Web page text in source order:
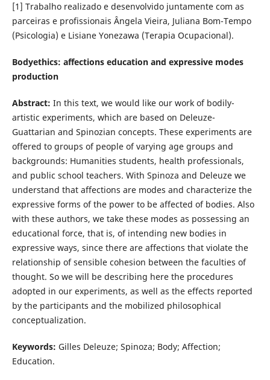
[1] Trabalho realizado e desenvolvido juntamente com as
parceiras e profissionais Ângela Vieira, Juliana Bom-Tempo
(Psicologia) e Lisiane Yonezawa (Terapia Ocupacional).
Bodyethics: affections education and expressive modes
production
Abstract: In this text, we would like our work of bodily-
artistic experiments, which are based on Deleuze-
Guattarian and Spinozian concepts. These experiments are
offered to groups of people of varying age groups and
backgrounds: Humanities students, health professionals,
and public school teachers. With Spinoza and Deleuze we
understand that affections are modes and characterize the
expressive forms of the power to be affected of bodies. Also
with these authors, we take these modes as possessing an
educational force, that is, of intending new bodies in
expressive ways, since there are affections that violate the
relationship of sensible cohesion between the faculties of
thought. So we will be describing here the procedures
adopted in our experiments, as well as the effects reported
by the participants and the mobilized philosophical
conceptualization.
Keywords: Gilles Deleuze; Spinoza; Body; Affection;
Education.